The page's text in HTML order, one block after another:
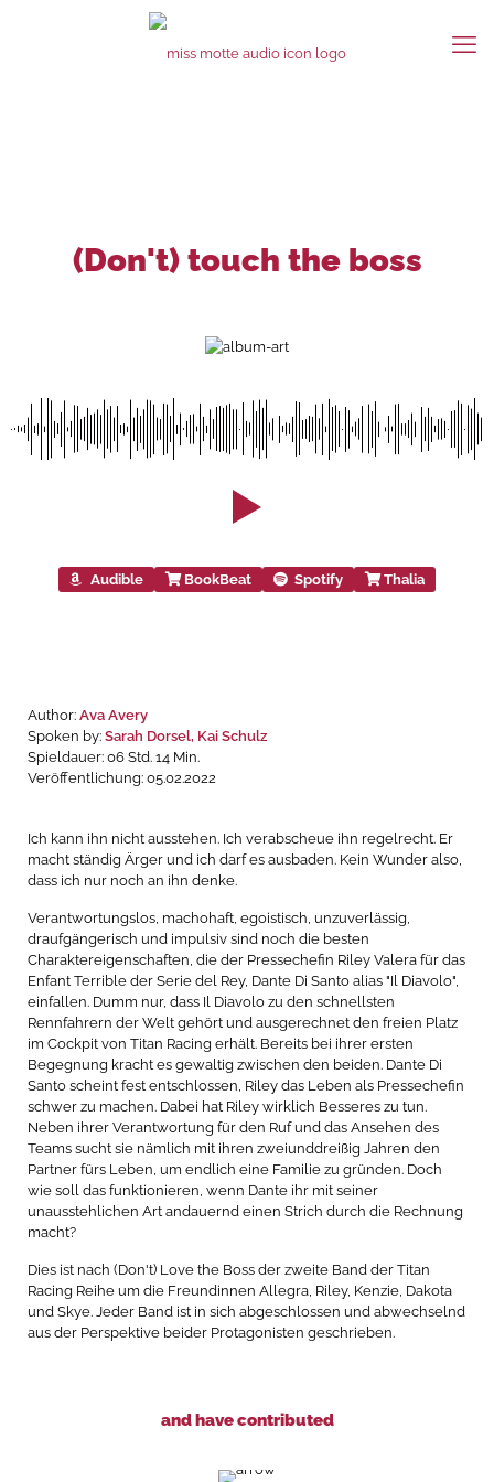
(Don't) touch the boss
Audible BookBeat Spotify Thalia
Author: Ava Avery
Spoken by: Sarah Dorsel, Kai Schulz
Spieldauer: 06 Std. 14 Min.
Veröffentlichung: 05.02.2022
Ich kann ihn nicht ausstehen. Ich verabscheue ihn regelrecht. Er
macht ständig Ärger und ich darf es ausbaden. Kein Wunder also,
dass ich nur noch an ihn denke.
Verantwortungslos, machohaft, egoistisch, unzuverlässig,
draufgängerisch und impulsiv sind noch die besten
Charaktereigenschaften, die der Pressechefin Riley Valera für das
Enfant Terrible der Serie del Rey, Dante Di Santo alias "Il Diavolo",
einfallen. Dumm nur, dass Il Diavolo zu den schnellsten
Rennfahrern der Welt gehört und ausgerechnet den freien Platz
im Cockpit von Titan Racing erhält. Bereits bei ihrer ersten
Begegnung kracht es gewaltig zwischen den beiden. Dante Di
Santo scheint fest entschlossen, Riley das Leben als Pressechefin
schwer zu machen. Dabei hat Riley wirklich Besseres zu tun.
Neben ihrer Verantwortung für den Ruf und das Ansehen des
Teams sucht sie nämlich mit ihren zweiunddreißig Jahren den
Partner fürs Leben, um endlich eine Familie zu gründen. Doch
wie soll das funktionieren, wenn Dante ihr mit seiner
unausstehlichen Art andauernd einen Strich durch die Rechnung
macht?
Dies ist nach (Don't) Love the Boss der zweite Band der Titan
Racing Reihe um die Freundinnen Allegra, Riley, Kenzie, Dakota
und Skye. Jeder Band ist in sich abgeschlossen und abwechselnd
aus der Perspektive beider Protagonisten geschrieben.
and have contributed